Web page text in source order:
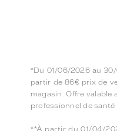
*Du 01/06/2026 au
partir de 86€ prix de
magasin. Offre
professionnel de santé
**À partir du 01/04/